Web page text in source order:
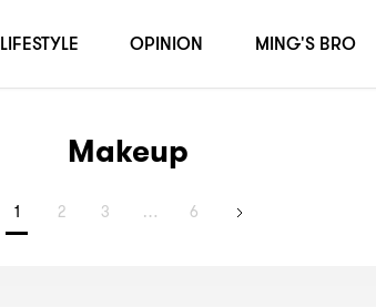
Makeup
1 2 3 … 6
LIFESTYLE OPINION MING'S BRO